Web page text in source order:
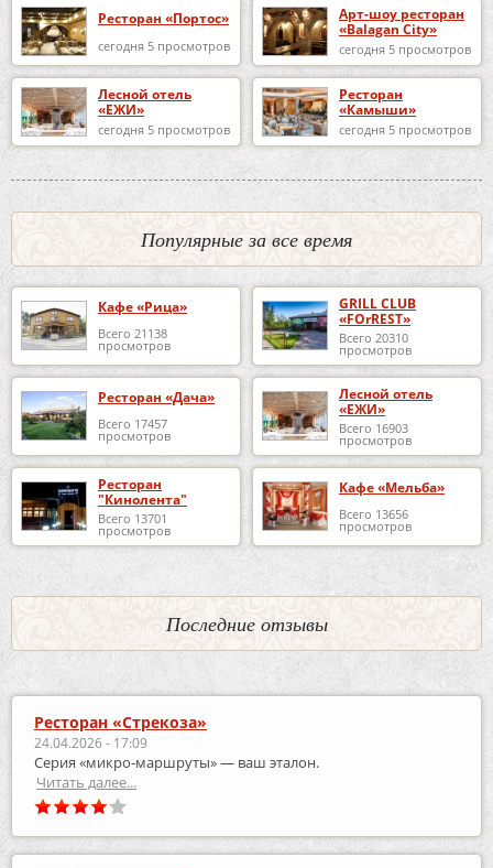
Ресторан «Портос»
сегодня 5 просмотров
Арт-шоу ресторан
«Balagan City»
сегодня 5 просмотров
Лесной отель
«ЕЖИ»
сегодня 5 просмотров
Ресторан
«Камыши»
сегодня 5 просмотров
Популярные за все время
Кафе «Рица»
Всего 21138
просмотров
GRILL CLUB
«FOrREST»
Всего 20310
просмотров
Ресторан «Дача»
Всего 17457
просмотров
Лесной отель
«ЕЖИ»
Всего 16903
просмотров
Ресторан
"Кинолента"
Всего 13701
просмотров
Кафе «Мельба»
Всего 13656
просмотров
Последние отзывы
Ресторан «Стрекоза»
24.04.2026 - 17:09
Серия «микро‑маршруты» — ваш эталон.
Читать далее...